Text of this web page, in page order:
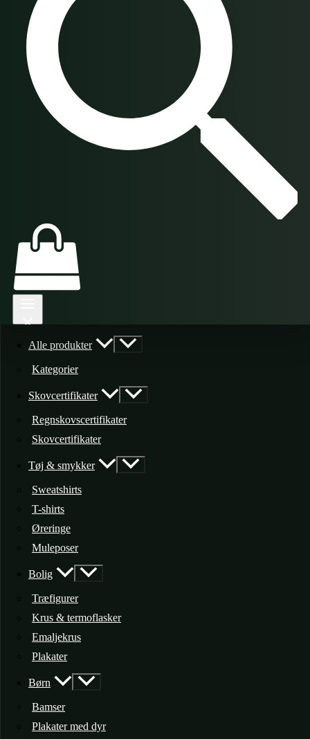
Alle produkter
Kategorier
Skovcertifikater
Regnskovscertifikater
Skovcertifikater
Tøj & smykker
Sweatshirts
T-shirts
Øreringe
Muleposer
Bolig
Træfigurer
Krus & termoflasker
Emaljekrus
Plakater
Børn
Bamser
Plakater med dyr